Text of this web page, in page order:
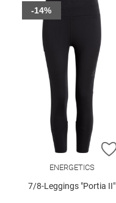
ENERGETICS
7/8-Leggings "Portia II"
-14%